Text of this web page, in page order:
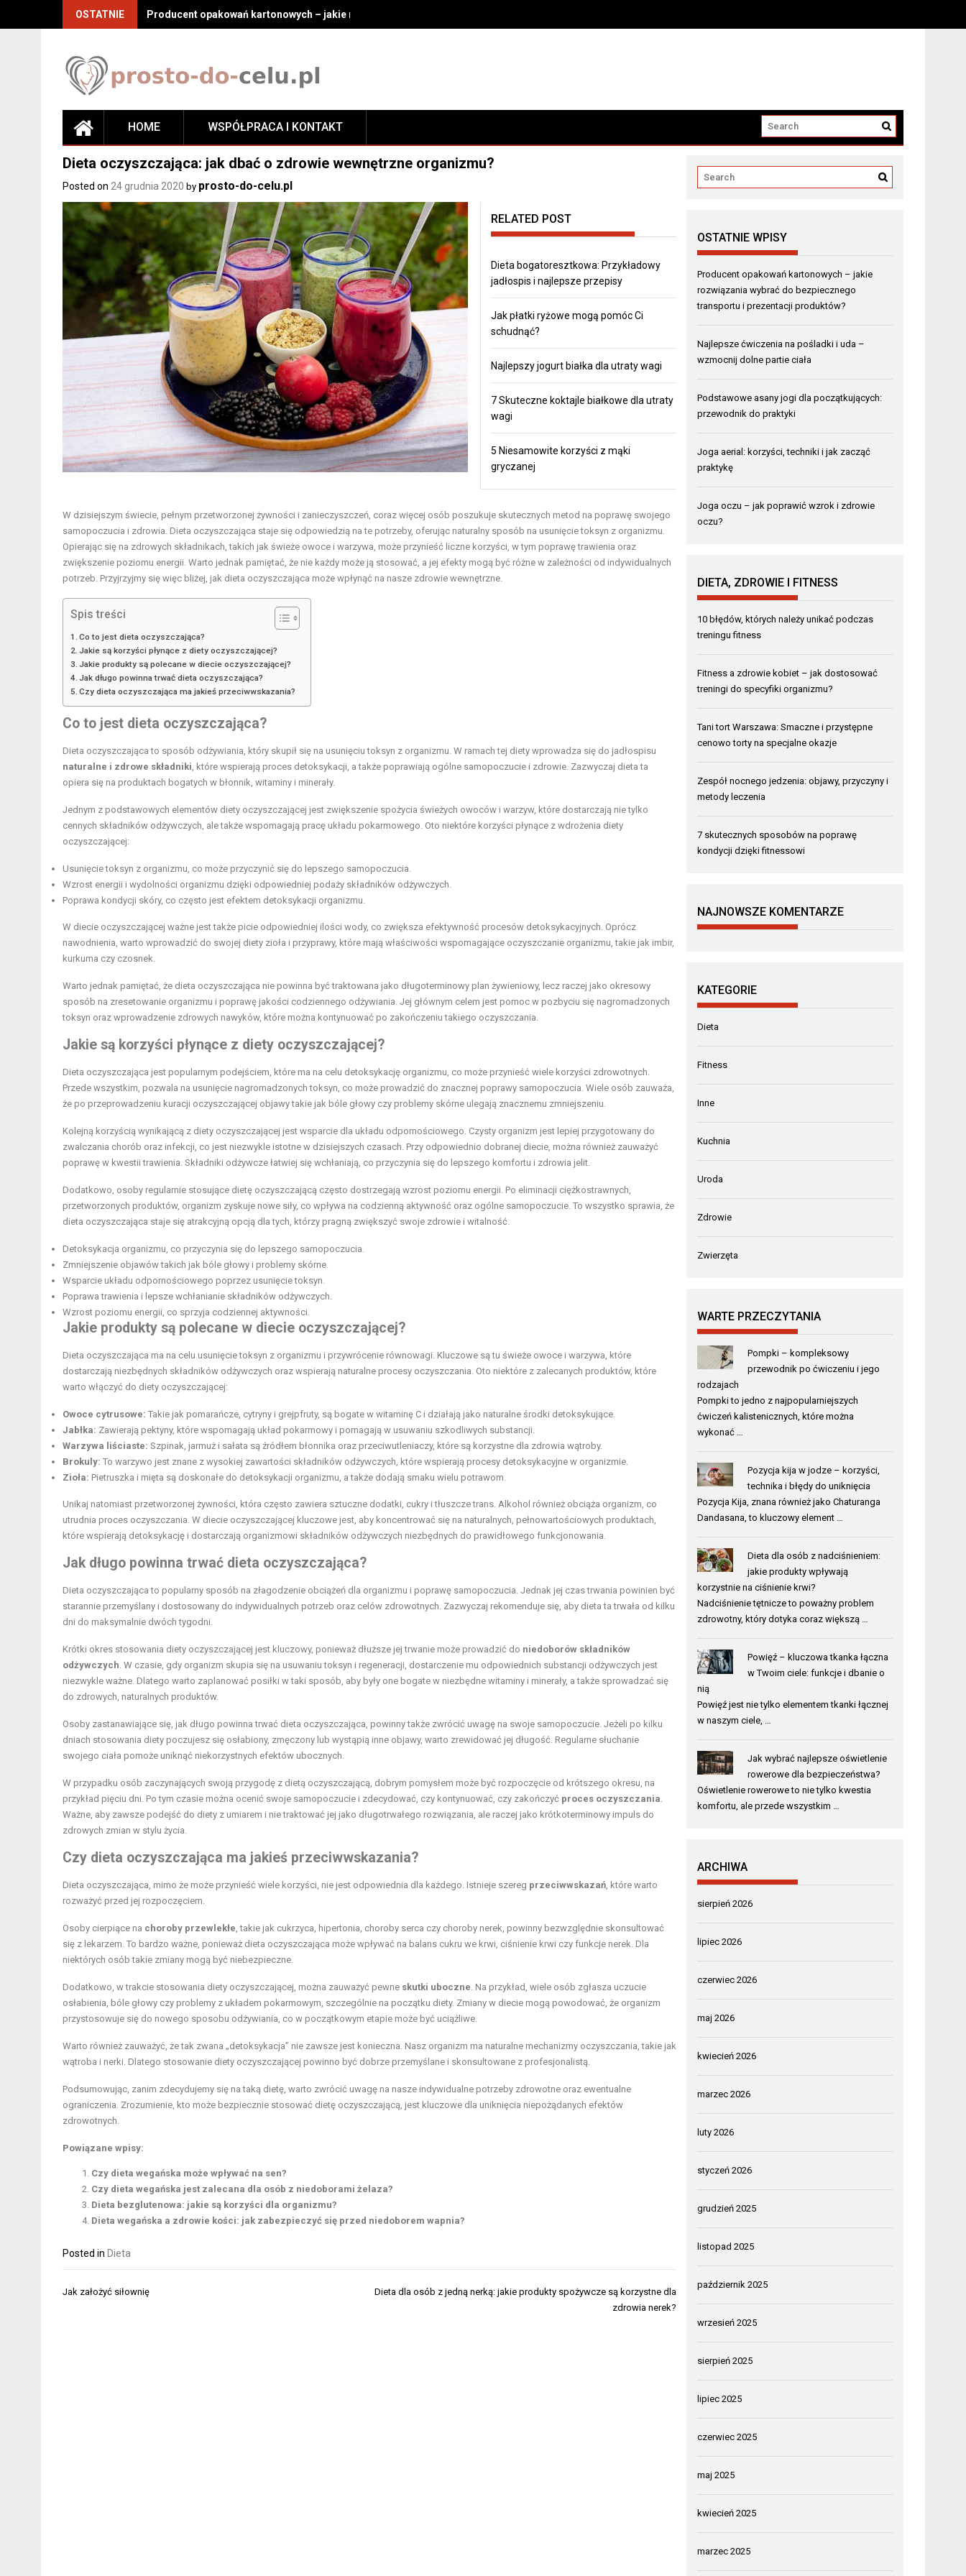
OSTATNIE Producent opakowań kartonowych – jakie rozwiązania wybrać do bezpiecznego transportu i prezentacji produktów?
HOME WSPÓŁPRACA I KONTAKT
Dieta oczyszczająca: jak dbać o zdrowie wewnętrzne organizmu?
Posted on 24 grudnia 2020 by prosto-do-celu.pl
RELATED POST
Dieta bogatoresztkowa: Przykładowy
jadłospis i najlepsze przepisy
Jak płatki ryżowe mogą pomóc Ci
schudnąć?
Najlepszy jogurt białka dla utraty wagi
7 Skuteczne koktajle białkowe dla utraty
wagi
5 Niesamowite korzyści z mąki
gryczanej
W dzisiejszym świecie, pełnym przetworzonej żywności i zanieczyszczeń, coraz więcej osób poszukuje skutecznych metod na poprawę swojego
samopoczucia i zdrowia. Dieta oczyszczająca staje się odpowiedzią na te potrzeby, oferując naturalny sposób na usunięcie toksyn z organizmu.
Opierając się na zdrowych składnikach, takich jak świeże owoce i warzywa, może przynieść liczne korzyści, w tym poprawę trawienia oraz
zwiększenie poziomu energii. Warto jednak pamiętać, że nie każdy może ją stosować, a jej efekty mogą być różne w zależności od indywidualnych
potrzeb. Przyjrzyjmy się więc bliżej, jak dieta oczyszczająca może wpłynąć na nasze zdrowie wewnętrzne.
Spis treści
Co to jest dieta oczyszczająca?
Jakie są korzyści płynące z diety oczyszczającej?
Jakie produkty są polecane w diecie oczyszczającej?
Jak długo powinna trwać dieta oczyszczająca?
Czy dieta oczyszczająca ma jakieś przeciwwskazania?
Co to jest dieta oczyszczająca?
Dieta oczyszczająca to sposób odżywiania, który skupił się na usunięciu toksyn z organizmu. W ramach tej diety wprowadza się do jadłospisu
naturalne i zdrowe składniki, które wspierają proces detoksykacji, a także poprawiają ogólne samopoczucie i zdrowie. Zazwyczaj dieta ta
opiera się na produktach bogatych w błonnik, witaminy i minerały.
Jednym z podstawowych elementów diety oczyszczającej jest zwiększenie spożycia świeżych owoców i warzyw, które dostarczają nie tylko
cennych składników odżywczych, ale także wspomagają pracę układu pokarmowego. Oto niektóre korzyści płynące z wdrożenia diety
oczyszczającej:
Usunięcie toksyn z organizmu, co może przyczynić się do lepszego samopoczucia.
Wzrost energii i wydolności organizmu dzięki odpowiedniej podaży składników odżywczych.
Poprawa kondycji skóry, co często jest efektem detoksykacji organizmu.
W diecie oczyszczającej ważne jest także picie odpowiedniej ilości wody, co zwiększa efektywność procesów detoksykacyjnych. Oprócz
nawodnienia, warto wprowadzić do swojej diety zioła i przyprawy, które mają właściwości wspomagające oczyszczanie organizmu, takie jak imbir,
kurkuma czy czosnek.
Warto jednak pamiętać, że dieta oczyszczająca nie powinna być traktowana jako długoterminowy plan żywieniowy, lecz raczej jako okresowy
sposób na zresetowanie organizmu i poprawę jakości codziennego odżywiania. Jej głównym celem jest pomoc w pozbyciu się nagromadzonych
toksyn oraz wprowadzenie zdrowych nawyków, które można kontynuować po zakończeniu takiego oczyszczania.
Jakie są korzyści płynące z diety oczyszczającej?
Dieta oczyszczająca jest popularnym podejściem, które ma na celu detoksykację organizmu, co może przynieść wiele korzyści zdrowotnych.
Przede wszystkim, pozwala na usunięcie nagromadzonych toksyn, co może prowadzić do znacznej poprawy samopoczucia. Wiele osób zauważa,
że po przeprowadzeniu kuracji oczyszczającej objawy takie jak bóle głowy czy problemy skórne ulegają znacznemu zmniejszeniu.
Kolejną korzyścią wynikającą z diety oczyszczającej jest wsparcie dla układu odpornościowego. Czysty organizm jest lepiej przygotowany do
zwalczania chorób oraz infekcji, co jest niezwykle istotne w dzisiejszych czasach. Przy odpowiednio dobranej diecie, można również zauważyć
poprawę w kwestii trawienia. Składniki odżywcze łatwiej się wchłaniają, co przyczynia się do lepszego komfortu i zdrowia jelit.
Dodatkowo, osoby regularnie stosujące dietę oczyszczającą często dostrzegają wzrost poziomu energii. Po eliminacji ciężkostrawnych,
przetworzonych produktów, organizm zyskuje nowe siły, co wpływa na codzienną aktywność oraz ogólne samopoczucie. To wszystko sprawia, że
dieta oczyszczająca staje się atrakcyjną opcją dla tych, którzy pragną zwiększyć swoje zdrowie i witalność.
Detoksykacja organizmu, co przyczynia się do lepszego samopoczucia.
Zmniejszenie objawów takich jak bóle głowy i problemy skórne.
Wsparcie układu odpornościowego poprzez usunięcie toksyn.
Poprawa trawienia i lepsze wchłanianie składników odżywczych.
Wzrost poziomu energii, co sprzyja codziennej aktywności.
Jakie produkty są polecane w diecie oczyszczającej?
Dieta oczyszczająca ma na celu usunięcie toksyn z organizmu i przywrócenie równowagi. Kluczowe są tu świeże owoce i warzywa, które
dostarczają niezbędnych składników odżywczych oraz wspierają naturalne procesy oczyszczania. Oto niektóre z zalecanych produktów, które
warto włączyć do diety oczyszczającej:
Owoce cytrusowe: Takie jak pomarańcze, cytryny i grejpfruty, są bogate w witaminę C i działają jako naturalne środki detoksykujące.
Jabłka: Zawierają pektyny, które wspomagają układ pokarmowy i pomagają w usuwaniu szkodliwych substancji.
Warzywa liściaste: Szpinak, jarmuż i sałata są źródłem błonnika oraz przeciwutleniaczy, które są korzystne dla zdrowia wątroby.
Brokuly: To warzywo jest znane z wysokiej zawartości składników odżywczych, które wspierają procesy detoksykacyjne w organizmie.
Zioła: Pietruszka i mięta są doskonałe do detoksykacji organizmu, a także dodają smaku wielu potrawom.
Unikaj natomiast przetworzonej żywności, która często zawiera sztuczne dodatki, cukry i tłuszcze trans. Alkohol również obciąża organizm, co
utrudnia proces oczyszczania. W diecie oczyszczającej kluczowe jest, aby koncentrować się na naturalnych, pełnowartościowych produktach,
które wspierają detoksykację i dostarczają organizmowi składników odżywczych niezbędnych do prawidłowego funkcjonowania.
Jak długo powinna trwać dieta oczyszczająca?
Dieta oczyszczająca to popularny sposób na złagodzenie obciążeń dla organizmu i poprawę samopoczucia. Jednak jej czas trwania powinien być
starannie przemyślany i dostosowany do indywidualnych potrzeb oraz celów zdrowotnych. Zazwyczaj rekomenduje się, aby dieta ta trwała od kilku
dni do maksymalnie dwóch tygodni.
Krótki okres stosowania diety oczyszczającej jest kluczowy, ponieważ dłuższe jej trwanie może prowadzić do niedoborów składników
odżywczych. W czasie, gdy organizm skupia się na usuwaniu toksyn i regeneracji, dostarczenie mu odpowiednich substancji odżywczych jest
niezwykle ważne. Dlatego warto zaplanować posiłki w taki sposób, aby były one bogate w niezbędne witaminy i minerały, a także sprowadzać się
do zdrowych, naturalnych produktów.
Osoby zastanawiające się, jak długo powinna trwać dieta oczyszczająca, powinny także zwrócić uwagę na swoje samopoczucie. Jeżeli po kilku
dniach stosowania diety poczujesz się osłabiony, zmęczony lub wystąpią inne objawy, warto zrewidować jej długość. Regularne słuchanie
swojego ciała pomoże uniknąć niekorzystnych efektów ubocznych.
W przypadku osób zaczynających swoją przygodę z dietą oczyszczającą, dobrym pomysłem może być rozpoczęcie od krótszego okresu, na
przykład pięciu dni. Po tym czasie można ocenić swoje samopoczucie i zdecydować, czy kontynuować, czy zakończyć proces oczyszczania.
Ważne, aby zawsze podejść do diety z umiarem i nie traktować jej jako długotrwałego rozwiązania, ale raczej jako krótkoterminowy impuls do
zdrowych zmian w stylu życia.
Czy dieta oczyszczająca ma jakieś przeciwwskazania?
Dieta oczyszczająca, mimo że może przynieść wiele korzyści, nie jest odpowiednia dla każdego. Istnieje szereg przeciwwskazań, które warto
rozważyć przed jej rozpoczęciem.
Osoby cierpiące na choroby przewlekłe, takie jak cukrzyca, hipertonia, choroby serca czy choroby nerek, powinny bezwzględnie skonsultować
się z lekarzem. To bardzo ważne, ponieważ dieta oczyszczająca może wpływać na balans cukru we krwi, ciśnienie krwi czy funkcje nerek. Dla
niektórych osób takie zmiany mogą być niebezpieczne.
Dodatkowo, w trakcie stosowania diety oczyszczającej, można zauważyć pewne skutki uboczne. Na przykład, wiele osób zgłasza uczucie
osłabienia, bóle głowy czy problemy z układem pokarmowym, szczególnie na początku diety. Zmiany w diecie mogą powodować, że organizm
przystosowuje się do nowego sposobu odżywiania, co w początkowym etapie może być uciążliwe.
Warto również zauważyć, że tak zwana „detoksykacja” nie zawsze jest konieczna. Nasz organizm ma naturalne mechanizmy oczyszczania, takie jak
wątroba i nerki. Dlatego stosowanie diety oczyszczającej powinno być dobrze przemyślane i skonsultowane z profesjonalistą.
Podsumowując, zanim zdecydujemy się na taką dietę, warto zwrócić uwagę na nasze indywidualne potrzeby zdrowotne oraz ewentualne
ograniczenia. Zrozumienie, kto może bezpiecznie stosować dietę oczyszczającą, jest kluczowe dla uniknięcia niepożądanych efektów
zdrowotnych.
Powiązane wpisy:
Czy dieta wegańska może wpływać na sen?
Czy dieta wegańska jest zalecana dla osób z niedoborami żelaza?
Dieta bezglutenowa: jakie są korzyści dla organizmu?
Dieta wegańska a zdrowie kości: jak zabezpieczyć się przed niedoborem wapnia?
Posted in Dieta
Nawigacja
Jak założyć siłownię
Dieta dla osób z jedną nerką: jakie produkty spożywcze są korzystne dla
zdrowia nerek?
OSTATNIE WPISY
Producent opakowań kartonowych – jakie
rozwiązania wybrać do bezpiecznego
transportu i prezentacji produktów?
Najlepsze ćwiczenia na pośladki i uda –
wzmocnij dolne partie ciała
Podstawowe asany jogi dla początkujących:
przewodnik do praktyki
Joga aerial: korzyści, techniki i jak zacząć
praktykę
Joga oczu – jak poprawić wzrok i zdrowie
oczu?
DIETA, ZDROWIE I FITNESS
10 błędów, których należy unikać podczas
treningu fitness
Fitness a zdrowie kobiet – jak dostosować
treningi do specyfiki organizmu?
Tani tort Warszawa: Smaczne i przystępne
cenowo torty na specjalne okazje
Zespół nocnego jedzenia: objawy, przyczyny i
metody leczenia
7 skutecznych sposobów na poprawę
kondycji dzięki fitnessowi
NAJNOWSZE KOMENTARZE
KATEGORIE
Dieta
Fitness
Inne
Kuchnia
Uroda
Zdrowie
Zwierzęta
WARTE PRZECZYTANIA
Pompki – kompleksowy
przewodnik po ćwiczeniu i jego
rodzajach
Pompki to jedno z najpopularniejszych
ćwiczeń kalistenicznych, które można
wykonać …
Pozycja kija w jodze – korzyści,
technika i błędy do uniknięcia
Pozycja Kija, znana również jako Chaturanga
Dandasana, to kluczowy element …
Dieta dla osób z nadciśnieniem:
jakie produkty wpływają
korzystnie na ciśnienie krwi?
Nadciśnienie tętnicze to poważny problem
zdrowotny, który dotyka coraz większą …
Powięź – kluczowa tkanka łączna
w Twoim ciele: funkcje i dbanie o
nią
Powięź jest nie tylko elementem tkanki łącznej
w naszym ciele, …
Jak wybrać najlepsze oświetlenie
rowerowe dla bezpieczeństwa?
Oświetlenie rowerowe to nie tylko kwestia
komfortu, ale przede wszystkim …
ARCHIWA
sierpień 2026
lipiec 2026
czerwiec 2026
maj 2026
kwiecień 2026
marzec 2026
luty 2026
styczeń 2026
grudzień 2025
listopad 2025
październik 2025
wrzesień 2025
sierpień 2025
lipiec 2025
czerwiec 2025
maj 2025
kwiecień 2025
marzec 2025